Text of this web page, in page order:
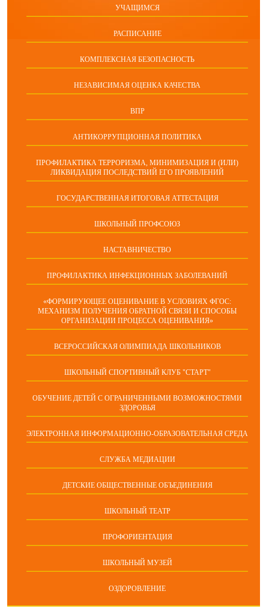
УЧАЩИМСЯ
РАСПИСАНИЕ
КОМПЛЕКСНАЯ БЕЗОПАСНОСТЬ
НЕЗАВИСИМАЯ ОЦЕНКА КАЧЕСТВА
ВПР
АНТИКОРРУПЦИОННАЯ ПОЛИТИКА
ПРОФИЛАКТИКА ТЕРРОРИЗМА, МИНИМИЗАЦИЯ И (ИЛИ)
ЛИКВИДАЦИЯ ПОСЛЕДСТВИЙ ЕГО ПРОЯВЛЕНИЙ
ГОСУДАРСТВЕННАЯ ИТОГОВАЯ АТТЕСТАЦИЯ
ШКОЛЬНЫЙ ПРОФСОЮЗ
НАСТАВНИЧЕСТВО
ПРОФИЛАКТИКА ИНФЕКЦИОННЫХ ЗАБОЛЕВАНИЙ
«ФОРМИРУЮЩЕЕ ОЦЕНИВАНИЕ В УСЛОВИЯХ ФГОС:
МЕХАНИЗМ ПОЛУЧЕНИЯ ОБРАТНОЙ СВЯЗИ И СПОСОБЫ
ОРГАНИЗАЦИИ ПРОЦЕССА ОЦЕНИВАНИЯ»
ВСЕРОССИЙСКАЯ ОЛИМПИАДА ШКОЛЬНИКОВ
ШКОЛЬНЫЙ СПОРТИВНЫЙ КЛУБ "СТАРТ"
ОБУЧЕНИЕ ДЕТЕЙ С ОГРАНИЧЕННЫМИ ВОЗМОЖНОСТЯМИ
ЗДОРОВЬЯ
ЭЛЕКТРОННАЯ ИНФОРМАЦИОННО-ОБРАЗОВАТЕЛЬНАЯ СРЕДА
СЛУЖБА МЕДИАЦИИ
ДЕТСКИЕ ОБЩЕСТВЕННЫЕ ОБЪЕДИНЕНИЯ
ШКОЛЬНЫЙ ТЕАТР
ПРОФОРИЕНТАЦИЯ
ШКОЛЬНЫЙ МУЗЕЙ
ОЗДОРОВЛЕНИЕ